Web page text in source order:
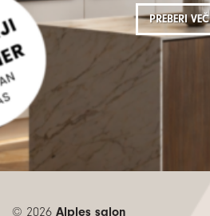
PREBERI VEČ
© 2026 Alples salon